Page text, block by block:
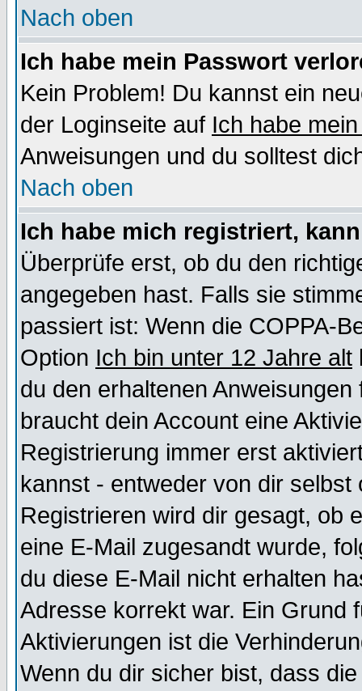
Nach oben
Ich habe mein Passwort
Kein Problem! Du kannst ein
der Loginseite auf Ich habe
Anweisungen und du solltest
Nach oben
Ich habe mich registriert,
Überprüfe erst, ob du den
angegeben hast. Falls sie
passiert ist: Wenn die COPPA-
Option Ich bin unter 12 Jahre alt
du den erhaltenen
braucht dein Account eine
Registrierung immer erst
kannst - entweder von dir selbst
Registrieren wird dir gesagt, ob
eine E-Mail zugesandt wurde,
du diese E-Mail nicht erhalten
Adresse korrekt war. Ein Grund
Aktivierungen ist die
Wenn du dir sicher bist, dass